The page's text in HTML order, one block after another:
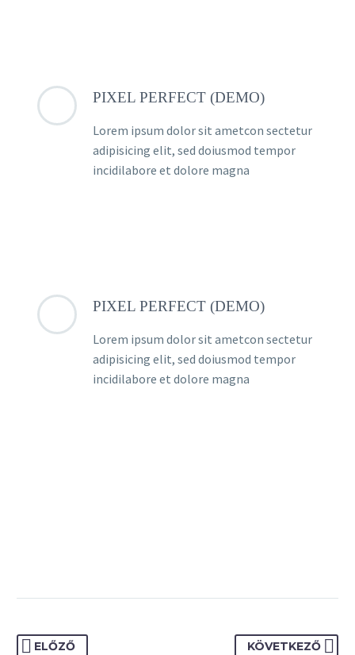
PIXEL PERFECT (DEMO)
Lorem ipsum dolor sit ametcon sectetur
adipisicing elit, sed doiusmod tempor
incidilabore et dolore magna
PIXEL PERFECT (DEMO)
Lorem ipsum dolor sit ametcon sectetur
adipisicing elit, sed doiusmod tempor
incidilabore et dolore magna
ELŐZŐ KÖVETKEZŐ